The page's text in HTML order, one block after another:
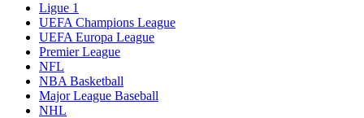
Ligue 1
UEFA Champions League
UEFA Europa League
Premier League
NFL
NBA Basketball
Major League Baseball
NHL